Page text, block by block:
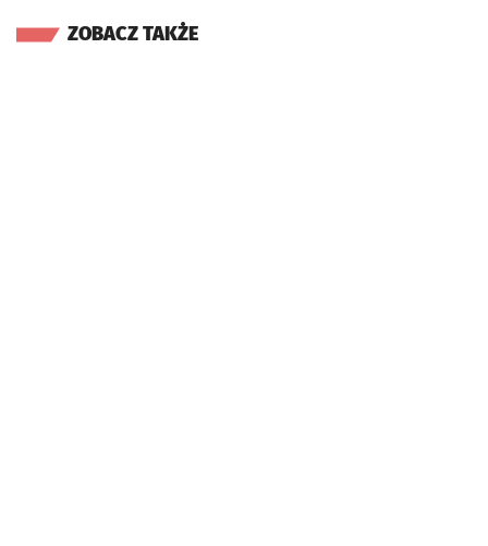
ZOBACZ TAKŻE